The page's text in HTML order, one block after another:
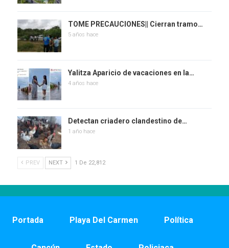
TOME PRECAUCIONES|| Cierran tramo…
5 años hace
Yalitza Aparicio de vacaciones en la…
4 años hace
Detectan criadero clandestino de…
1 año hace
PREV NEXT 1 De 22,812
Portada Playa Del Carmen Política